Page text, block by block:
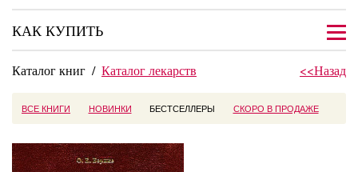
КАК КУПИТЬ
Каталог книг / Каталог лекарств <<Назад
ВСЕ КНИГИ НОВИНКИ БЕСТСЕЛЛЕРЫ СКОРО В ПРОДАЖЕ